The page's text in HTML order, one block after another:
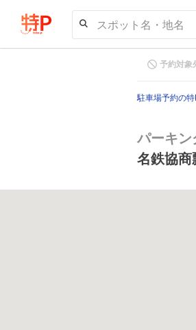
スポット名・地名
予約対象
駐車場予約の特
パーキン
名鉄協商